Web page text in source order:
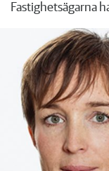
Fastighetsägarna